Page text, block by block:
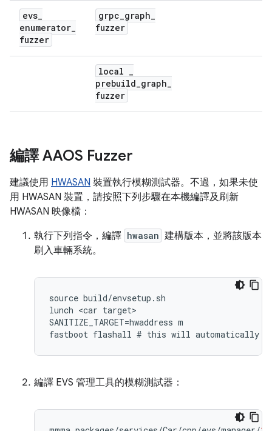
evs_
enumerator_
fuzzer
grpc_graph_
fuzzer
local _
prebuild_graph_
fuzzer
編譯 AAOS Fuzzer
建議使用 HWASAN 裝置執行模糊測試器。不過，如果未使
用 HWASAN 裝置，請按照下列步驟在本機編譯及刷新
HWASAN 映像檔：
執行下列指令，編譯 hwasan 建構版本，並將該版本
刷入車輛系統。
source build/envsetup . sh
lunch <car target
SANITIZE_TARGET=hwaddress m
fastboot flashall # this will automatically
編譯 EVS 管理工具的模糊測試器：